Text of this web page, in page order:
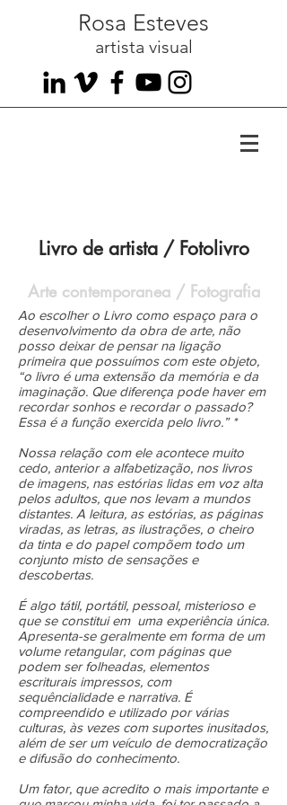
Rosa Esteves
artista visual
Livro de artista / Fotolivro
Arte contemporanea / Fotografia
Ao escolher o Livro como espaço para o
desenvolvimento da obra de arte, não
posso deixar de pensar na ligação
primeira que possuímos com este objeto,
“o livro é uma extensão da memória e da
imaginação. Que diferença pode haver em
recordar sonhos e recordar o passado?
Essa é a função exercida pelo livro.” *
Nossa relação com ele acontece muito
cedo, anterior a alfabetização, nos livros
de imagens, nas estórias lidas em voz alta
pelos adultos, que nos levam a mundos
distantes. A leitura, as estórias, as páginas
viradas, as letras, as ilustrações, o cheiro
da tinta e do papel compõem todo um
conjunto misto de sensações e
descobertas.
É algo tátil, portátil, pessoal, misterioso e
que se constitui em uma experiência única.
Apresenta-se geralmente em forma de um
volume retangular, com páginas que
podem ser folheadas, elementos
escriturais impressos, com
sequêncialidade e narrativa. É
compreendido e utilizado por várias
culturas, às vezes com suportes inusitados,
além de ser um veículo de democratização
e difusão do conhecimento.
Um fator, que acredito o mais importante e